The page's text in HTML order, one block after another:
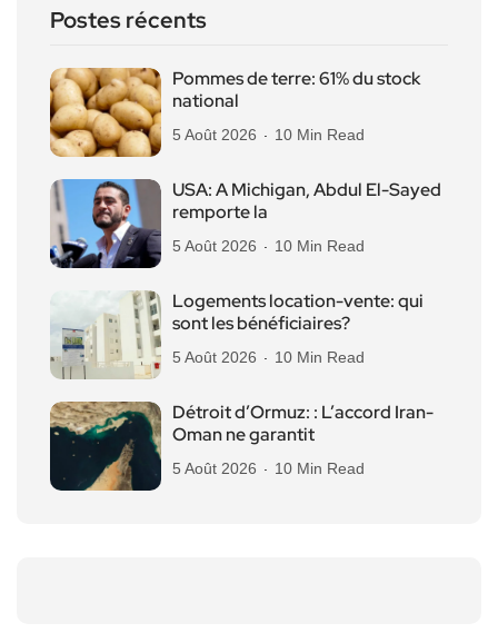
Postes récents
Pommes de terre: 61% du stock
national
5 Août 2026 10 Min Read
USA: A Michigan, Abdul El-Sayed
remporte la
5 Août 2026 10 Min Read
Logements location-vente: qui
sont les bénéficiaires?
5 Août 2026 10 Min Read
Détroit d’Ormuz: : L’accord Iran-
Oman ne garantit
5 Août 2026 10 Min Read